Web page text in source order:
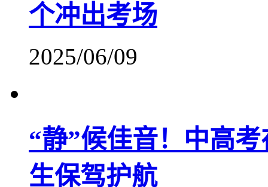
个冲出考场
2025/06/09
“静”候佳音！中高
生保驾护航